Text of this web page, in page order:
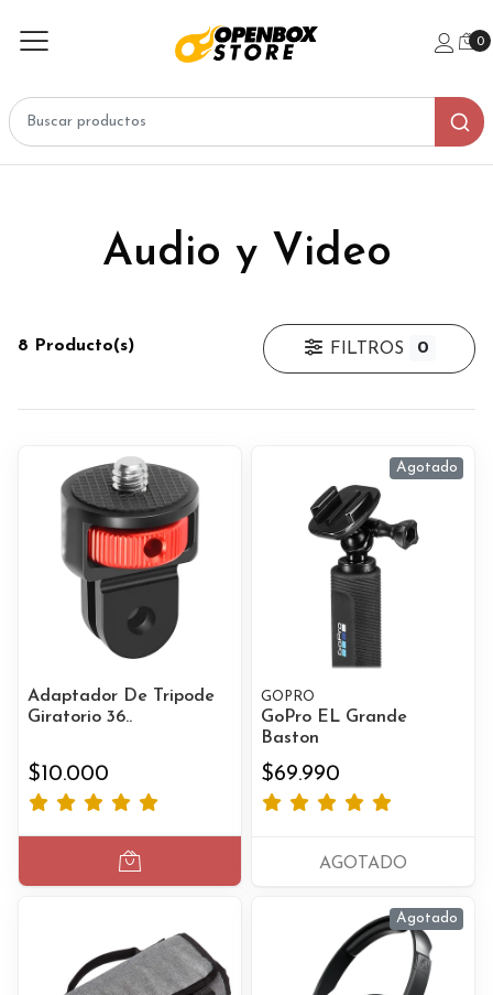
0
Audio y Video
8 Producto(s) FILTROS 0
Adaptador De Tripode
Giratorio 36..
$10.000
Agotado
GOPRO
GoPro EL Grande
Baston
$69.990
AGOTADO
Agotado